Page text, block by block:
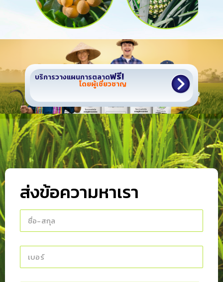
บริการวางแผนการตลาดฟรี!
โดยผู้เชี่ยวชาญ
ส่งข้อความหาเรา